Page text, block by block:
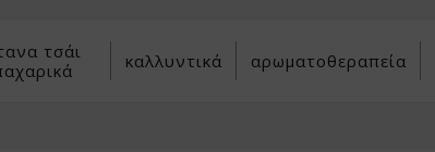
τσάι
καλλυντικά αρωματοθεραπεία